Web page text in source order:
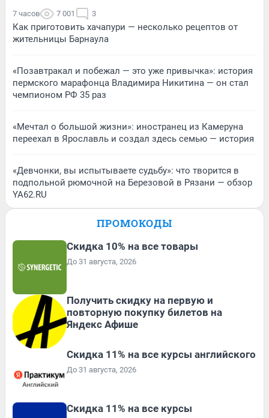
7 часов 7 001 3
Как приготовить хачапури — несколько рецептов от
жительницы Барнаула
«Позавтракал и побежал — это уже привычка»: история
пермского марафонца Владимира Никитина — он стал
чемпионом РФ 35 раз
«Мечтал о большой жизни»: иностранец из Камеруна
переехал в Ярославль и создал здесь семью — история
«Девчонки, вы испытываете судьбу»: что творится в
подпольной рюмочной на Березовой в Рязани — обзор
YA62.RU
ПРОМОКОДЫ
Скидка 10% на все товары
До 31 августа, 2026
Получить скидку на первую и
повторную покупку билетов на
Яндекс Афише
Скидка 11% на все курсы английского
До 31 августа, 2026
Скидка 11% на все курсы